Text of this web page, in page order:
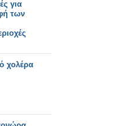
για
των
χολέρα